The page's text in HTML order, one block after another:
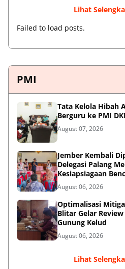
Lihat
Failed to load posts.
PMI
Tata Kelola Hibah
Berguru ke PMI
August 07, 2026
Jember Kembali
Delegasi Palang
Kesiapsiagaan
dan Sekolah
August 06, 2026
Optimalisasi
Blitar Gelar
Gunung Kelud
August 06, 2026
Lihat